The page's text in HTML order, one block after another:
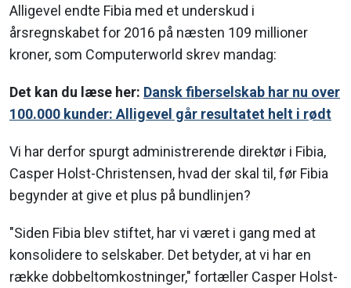
Alligevel endte Fibia med et underskud i
årsregnskabet for 2016 på næsten 109 millioner
kroner, som Computerworld skrev mandag:
Det kan du læse her: Dansk fiberselskab har nu over
100.000 kunder: Alligevel går resultatet helt i rødt
Vi har derfor spurgt administrerende direktør i Fibia,
Casper Holst-Christensen, hvad der skal til, før Fibia
begynder at give et plus på bundlinjen?
"Siden Fibia blev stiftet, har vi været i gang med at
konsolidere to selskaber. Det betyder, at vi har en
række dobbeltomkostninger," fortæller Casper Holst-